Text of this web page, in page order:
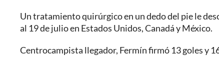
Un tratamiento quirúrgico en un dedo del pie le
al 19 de julio en Estados Unidos, Canadá y México.
Centrocampista llegador, Fermín firmó 13 goles y